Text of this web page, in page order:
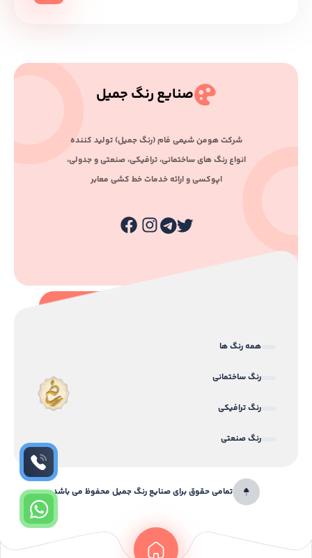
صنایع رنگ جمیل
ﺷﺮﮐﺖ ﻫﻮﻣﻦ ﺷﯿﻤﯽ ﻓﺎم (رﻧﮓ ﺟﻤﯿﻞ) ﺗﻮﻟﯿﺪ ﮐﻨﻨﺪه
اﻧﻮاع رﻧﮓ ﻫﺎی ﺳﺎﺧﺘﻤﺎﻧﯽ، ﺗﺮاﻓﯿﮑﯽ، ﺻﻨﻌﺘﯽ و ﺟﺪوﻟﯽ،
اﭘﻮﮐﺴﯽ و اراﺋﻪ ﺧﺪﻣﺎت ﺧﻂ ﮐﺸﯽ ﻣﻌﺎﺑﺮ
همه رنگ ها
رنگ ساختمانی
رنگ ترافیکی
رنگ صنعتی
تمامی حقوق برای صنایع رنگ جمیل محفوظ می باشد